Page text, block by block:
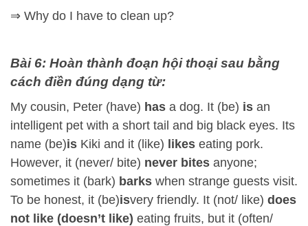
⇒ Why do I have to clean up?
Bài 6: Hoàn thành đoạn hội thoại sau bằng
cách điền đúng dạng từ:
My cousin, Peter (have) has a dog. It (be) is an
intelligent pet with a short tail and big black eyes. Its
name (be)is Kiki and it (like) likes eating pork.
However, it (never/ bite) never bites anyone;
sometimes it (bark) barks when strange guests visit.
To be honest, it (be)isvery friendly. It (not/ like) does
not like (doesn’t like) eating fruits, but it (often/